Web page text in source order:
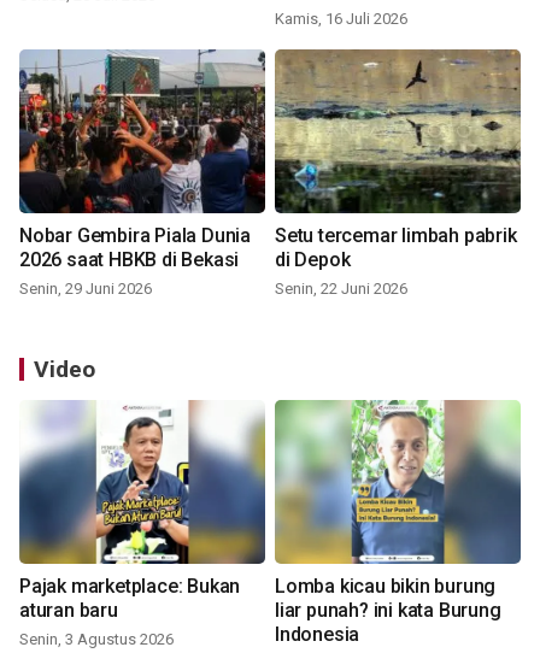
Kamis, 16 Juli 2026
Nobar Gembira Piala Dunia
2026 saat HBKB di Bekasi
Senin, 29 Juni 2026
Setu tercemar limbah pabrik
di Depok
Senin, 22 Juni 2026
Video
Pajak marketplace: Bukan
aturan baru
Senin, 3 Agustus 2026
Lomba kicau bikin burung
liar punah? ini kata Burung
Indonesia